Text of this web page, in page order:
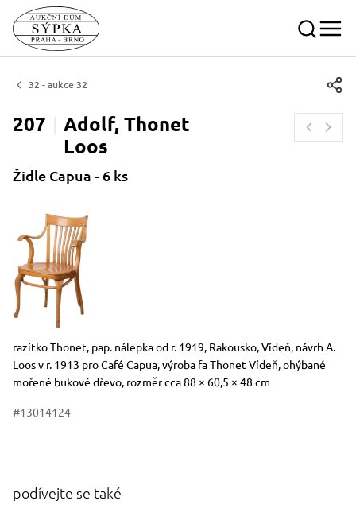
32 - aukce 32
207
Adolf, Thonet
Loos
Židle Capua - 6 ks
Rozměry
Stručný popis předmětu
razítko Thonet, pap. nálepka od r. 1919, Rakousko, Vídeň, návrh A.
Loos v r. 1913 pro Café Capua, výroba fa Thonet Vídeň, ohýbané
mořené bukové dřevo, rozměr cca 88 × 60,5 × 48 cm
#13014124
podívejte se také